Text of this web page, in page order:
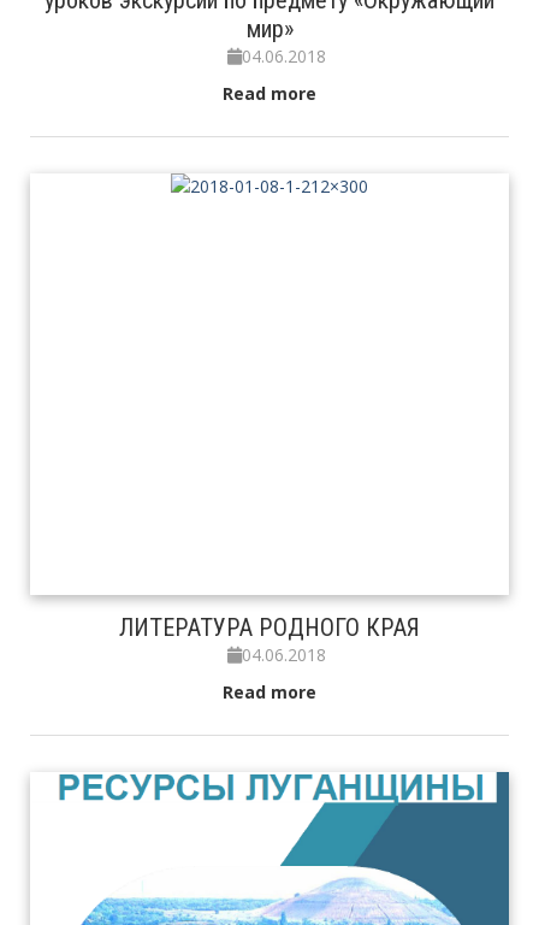
мир»
04.06.2018
Read more
ЛИТЕРАТУРА РОДНОГО КРАЯ
04.06.2018
Read more